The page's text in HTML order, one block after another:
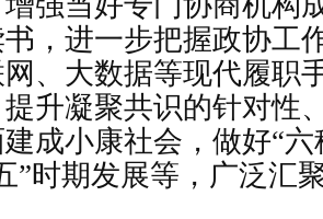
，进一步把握政协工
、大数据等现代履职
升凝聚共识的针对性
成小康社会，做好“
”时期发展等，广泛汇